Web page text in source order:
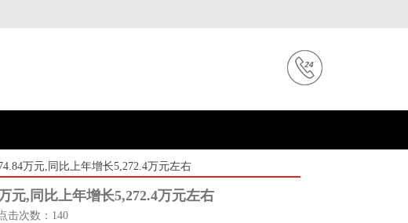
万元,同比上年增长5,272.4万元左右
元,同比上年增长5,272.4万元左右
击次数：140